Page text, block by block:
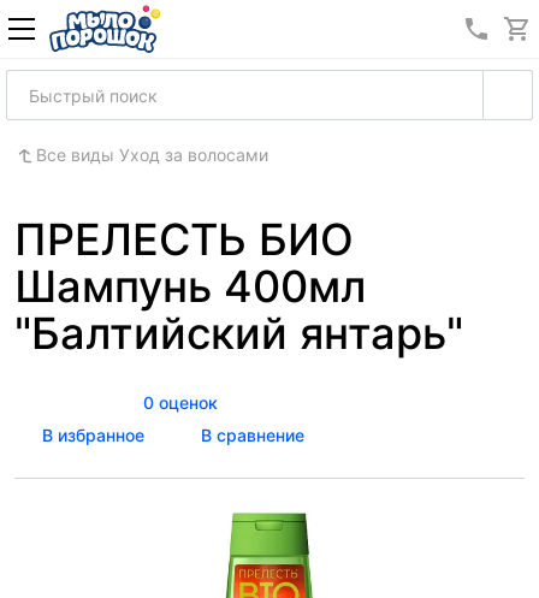
8
Все виды Уход за волосами
ПРЕЛЕСТЬ БИО
Шампунь 400мл
"Балтийский янтарь"
0 оценок
В избранное
В сравнение